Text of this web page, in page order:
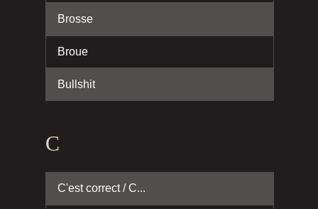
Brosse
Broue
Bullshit
C
C'est correct / C...